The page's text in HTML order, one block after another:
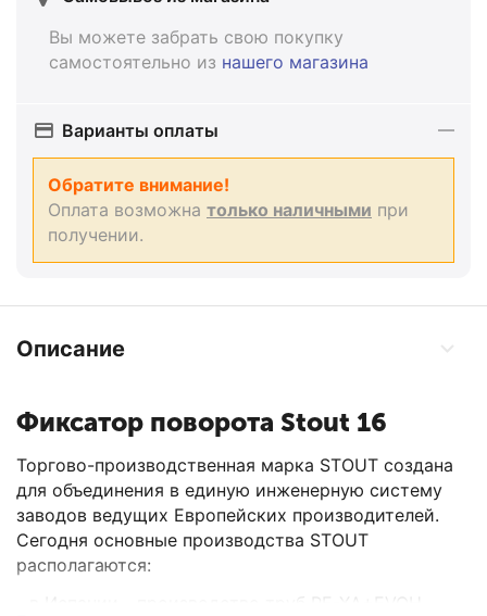
Вы можете забрать свою покупку
самостоятельно из нашего магазина
Варианты оплаты
Обратите внимание!
Оплата возможна только наличными при
получении.
Описание
Фиксатор поворота Stout 16
Торгово-производственная марка STOUT создана
для объединения в единую инженерную систему
заводов ведущих Европейских производителей.
Сегодня основные производства STOUT
располагаются: